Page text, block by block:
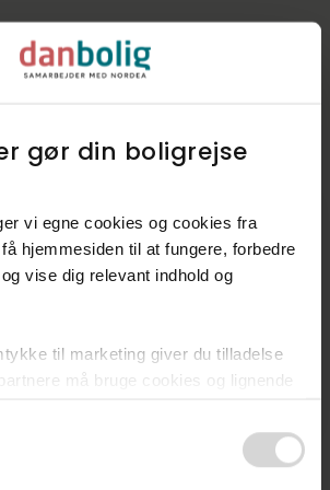
gør din boligrejse
vi egne cookies og cookies fra
hjemmesiden til at fungere, forbedre
vise dig relevant indhold og
til marketing giver du tilladelse
må bruge cookies og lignende
kombinere disse oplysninger med
dem til målrettet markedsføring til
i tal
43.431
9,1‰